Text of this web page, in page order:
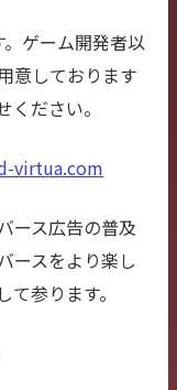
ゲーム開発者以
意しております
ださい。
virtua.com
ース広告の普及
ースをより楽し
参ります。